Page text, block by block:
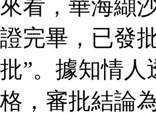
來看，華海纈
證完畢，已發
批”。據知情
格，審批結論